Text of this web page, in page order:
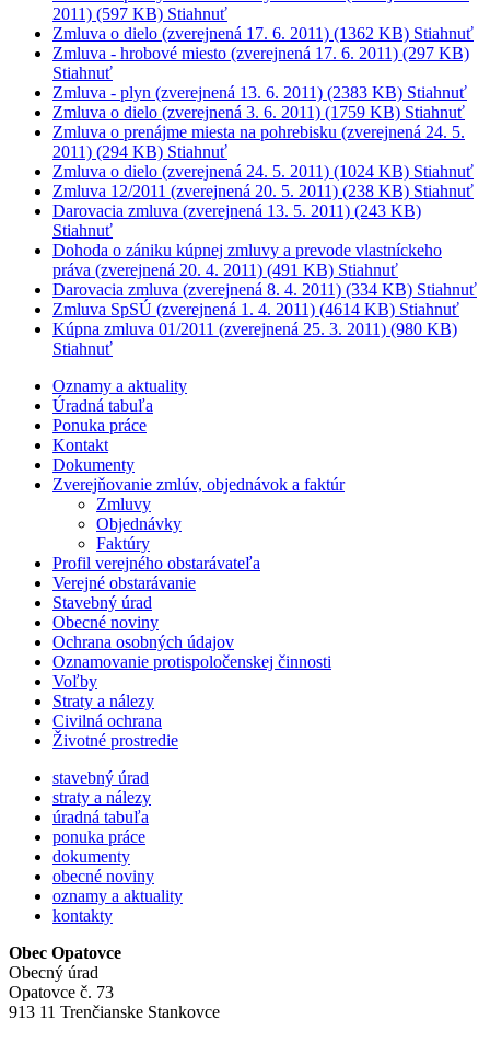
2011) (597 KB) Stiahnuť
Zmluva o dielo (zverejnená 17. 6. 2011) (1362 KB) Stiahnuť
Zmluva - hrobové miesto (zverejnená 17. 6. 2011) (297 KB)
Stiahnuť
Zmluva - plyn (zverejnená 13. 6. 2011) (2383 KB) Stiahnuť
Zmluva o dielo (zverejnená 3. 6. 2011) (1759 KB) Stiahnuť
Zmluva o prenájme miesta na pohrebisku (zverejnená 24. 5.
2011) (294 KB) Stiahnuť
Zmluva o dielo (zverejnená 24. 5. 2011) (1024 KB) Stiahnuť
Zmluva 12/2011 (zverejnená 20. 5. 2011) (238 KB) Stiahnuť
Darovacia zmluva (zverejnená 13. 5. 2011) (243 KB)
Stiahnuť
Dohoda o zániku kúpnej zmluvy a prevode vlastníckeho
práva (zverejnená 20. 4. 2011) (491 KB) Stiahnuť
Darovacia zmluva (zverejnená 8. 4. 2011) (334 KB) Stiahnuť
Zmluva SpSÚ (zverejnená 1. 4. 2011) (4614 KB) Stiahnuť
Kúpna zmluva 01/2011 (zverejnená 25. 3. 2011) (980 KB)
Stiahnuť
Oznamy a aktuality
Úradná tabuľa
Ponuka práce
Kontakt
Dokumenty
Zverejňovanie zmlúv, objednávok a faktúr
Zmluvy
Objednávky
Faktúry
Profil verejného obstarávateľa
Verejné obstarávanie
Stavebný úrad
Obecné noviny
Ochrana osobných údajov
Oznamovanie protispoločenskej činnosti
Voľby
Straty a nálezy
Civilná ochrana
Životné prostredie
stavebný úrad
straty a nálezy
úradná tabuľa
ponuka práce
dokumenty
obecné noviny
oznamy a aktuality
kontakty
Obec Opatovce
Obecný úrad
Opatovce č. 73
913 11 Trenčianske Stankovce